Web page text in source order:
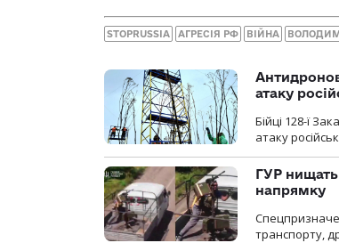
STOPRUSSIA АГРЕСІЯ РФ ВІЙНА
атаку
Бійці 128-ї
атаку
ГУР нищать
напрямку
транспорту,